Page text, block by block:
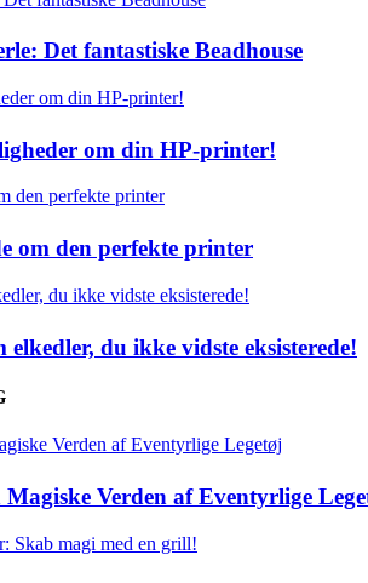
Det fantastiske Beadhouse
om din HP-printer!
om den perfekte printer
du ikke vidste eksisterede!
Verden af Eventyrlige